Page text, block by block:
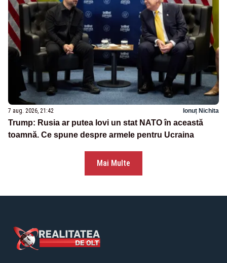
7 aug. 2026, 21:42 Ionuț Nichita
Trump: Rusia ar putea lovi un stat NATO în această
toamnă. Ce spune despre armele pentru Ucraina
Mai Multe